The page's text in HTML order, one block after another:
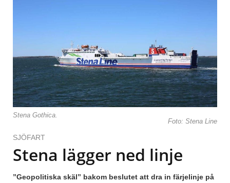
Stena Gothica.
Foto: Stena Line
SJÖFART
Stena lägger ned linje
”Geopolitiska skäl” bakom beslutet att dra in färjelinje på